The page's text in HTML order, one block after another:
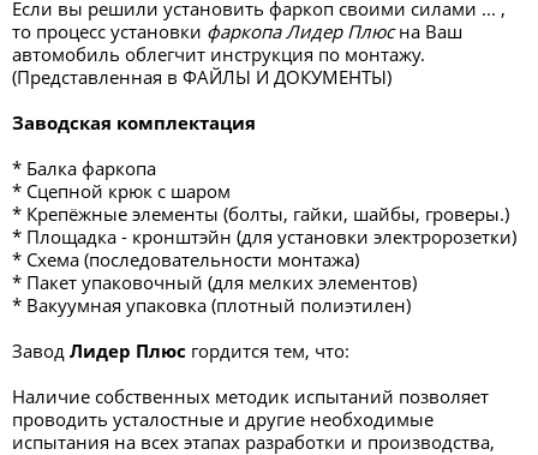
Если вы решили установить фаркоп своими силами ... ,
то процесс установки фаркопа Лидер Плюсна Ваш
автомобиль облегчит инструкция по монтажу.
(Представленная в ФАЙЛЫ И ДОКУМЕНТЫ)
Заводская комплектация
* Балка фаркопа
* Сцепной крюк с шаром
* Крепёжные элементы (болты, гайки, шайбы, гроверы.)
* Площадка - кронштэйн (для установки электророзетки)
* Схема (последовательности монтажа)
* Пакет упаковочный (для мелких элементов)
* Вакуумная упаковка (плотный полиэтилен)
Завод Лидер Плюс гордится тем, что:
Наличие собственных методик испытаний позволяет
проводить усталостные и другие необходимые
испытания на всех этапах разработки и производства,